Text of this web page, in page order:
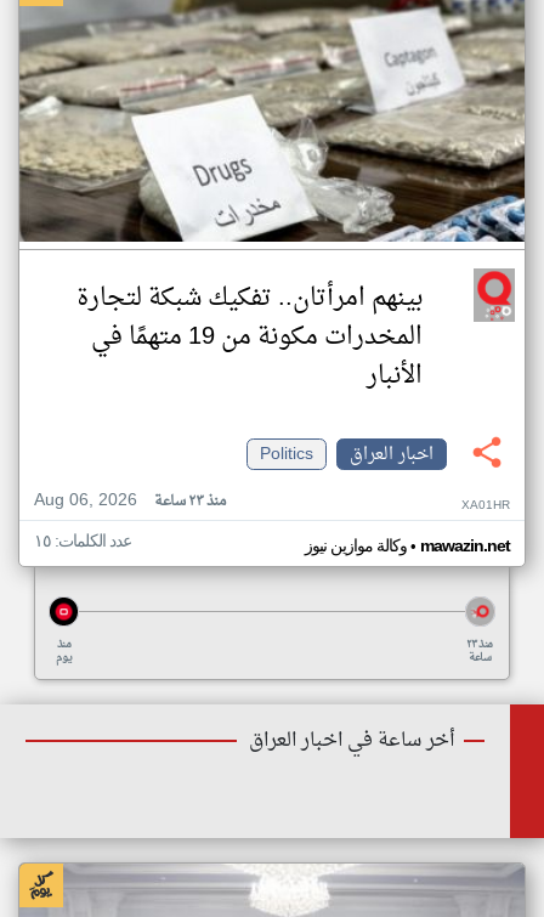
بينهم امرأتان.. تفكيك شبكة لتجارة
المخدرات مكونة من 19 متهمًا في
الأنبار
اخبار العراق
Politics
Aug 06, 2026
منذ ٢٣ ساعة XA01HR
وكالة موازين نيوز• mawazin.net عدد الكلمات: ١٥
منذ
يوم
منذ ٢٣
ساعة
أخر ساعة في اخبار العراق